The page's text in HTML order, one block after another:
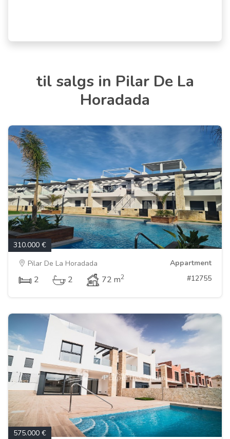
til salgs in Pilar De La
Horadada
310.000 €
Pilar De La Horadada
Appartment
2 2 72 m2 #12755
575.000 €